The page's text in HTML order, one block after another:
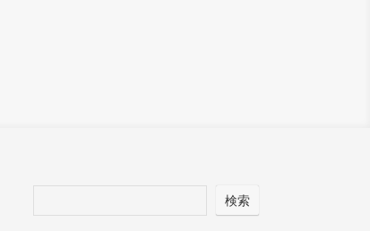
検索